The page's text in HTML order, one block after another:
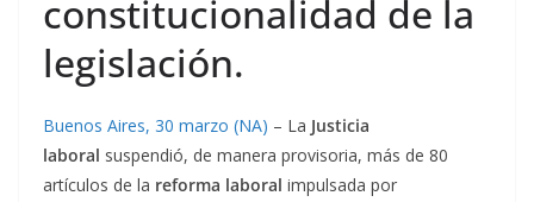
constitucionalidad de la
legislación.
Buenos Aires, 30 marzo (NA) – La Justicia
laboral suspendió, de manera provisoria, más de 80
artículos de la reforma laboral impulsada por